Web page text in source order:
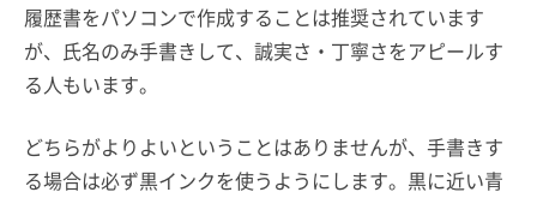
履歴書をパソコンで作成することは推奨されています
が、氏名のみ手書きして、誠実さ・丁寧さをアピールす
る人もいます。
どちらがよりよいということはありませんが、手書きす
る場合は必ず黒インクを使うようにします。黒に近い青